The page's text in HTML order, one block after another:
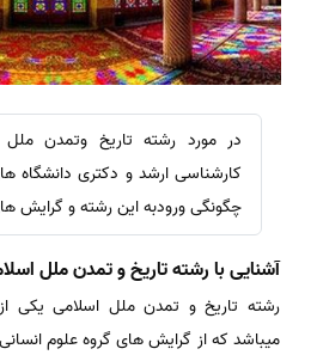
در مورد رشته تاریخ وتمدن ملل
کارشناسی ارشد و دکتری دانشگاه
چگونگی ورودبه این رشته و گرایش
آشنایی با رشته تاریخ و تمدن ملل
رشته تاریخ و تمدن ملل اسلامی یکی
میباشد که از گرایش های گروه علوم